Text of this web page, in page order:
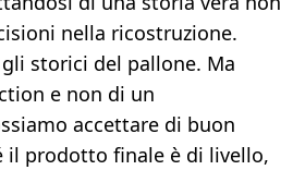
nella ricostruzione.
storici del pallone. Ma
e non di un
accettare di buon
il prodotto finale è di livello,